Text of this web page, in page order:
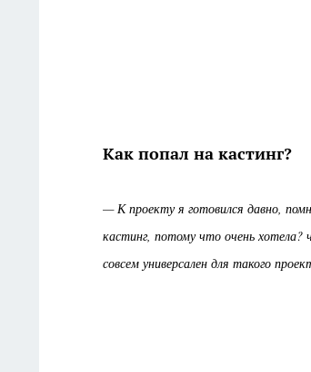
Как попал на кастинг?
— К проекту я готовился давно,
кастинг, потому что очень
совсем универсален для такого